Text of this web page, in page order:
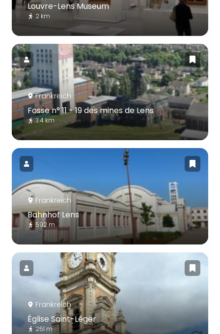
Louvre-Lens Museum
2 km
Frankreich
Fosse n° 11 - 19 des mines de Lens
3.4 km
Frankreich
Bahnhof Lens
592 m
Frankreich
Église Saint-Léger
251 m